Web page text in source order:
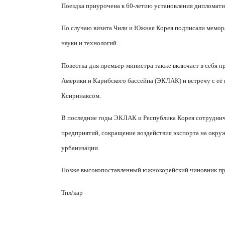
Поездка приурочена к 60-летию установления
По случаю визита Чили и Южная Корея подписали
науки и технологий.
Повестка дня премьер-министра также включает в себя
Америки и Карибского бассейна (ЭКЛАК) и встречу с
Ксиринаксом.
В последние годы ЭКЛАК и Республика Корея
предприятий, сокращение воздействия экспорта на
урбанизации.
Позже высокопоставленный южнокорейский чиновник
Тпл/кар